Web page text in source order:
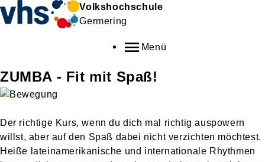
Volkshochschule
Germering
Menü
ZUMBA - Fit mit Spaß!
Der richtige Kurs, wenn du dich mal richtig auspowern
willst, aber auf den Spaß dabei nicht verzichten möchtest.
Heiße lateinamerikanische und internationale Rhythmen